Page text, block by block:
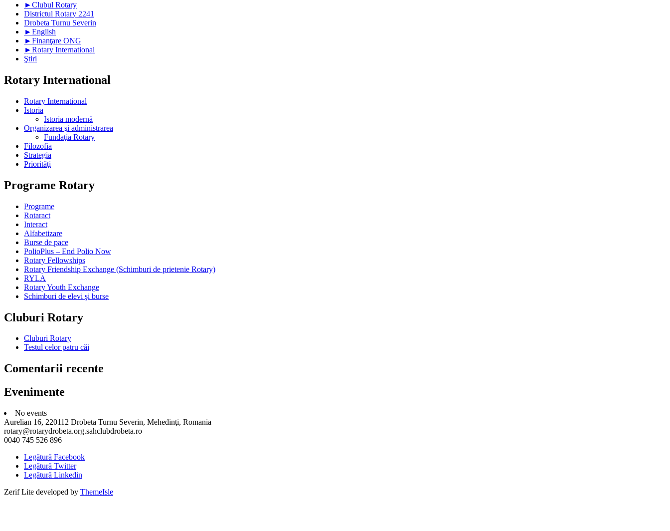
►Clubul Rotary
Districtul Rotary 2241
Drobeta Turnu Severin
►English
►Finanţare ONG
►Rotary International
Ştiri
Rotary International
Rotary International
Istoria
Istoria modernă
Organizarea şi administrarea
Fundaţia Rotary
Filozofia
Strategia
Priorităţi
Programe Rotary
Programe
Rotaract
Interact
Alfabetizare
Burse de pace
PolioPlus – End Polio Now
Rotary Fellowships
Rotary Friendship Exchange (Schimburi de prietenie Rotary)
RYLA
Rotary Youth Exchange
Schimburi de elevi şi burse
Cluburi Rotary
Cluburi Rotary
Testul celor patru căi
Comentarii recente
Evenimente
No events
Aurelian 16, 220112 Drobeta Turnu Severin, Mehedinţi, Romania
rotary@rotarydrobeta.org.sahclubdrobeta.ro
0040 745 526 896
Legătură Facebook
Legătură Twitter
Legătură Linkedin
Zerif Lite developed by ThemeIsle